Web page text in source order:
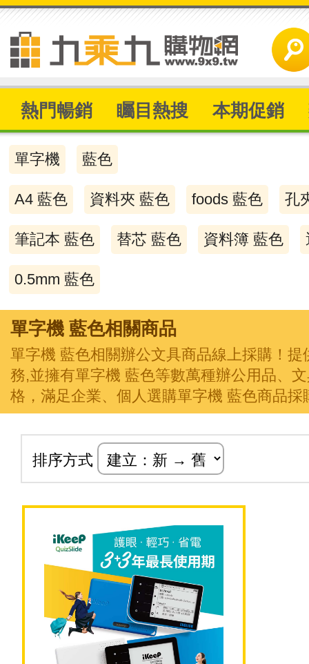
熱門暢銷 矚目熱搜 本期促銷
單字機 藍色
A4 藍色 資料夾 藍色 foods 藍色 孔
筆記本 藍色 替芯 藍色 資料簿 藍色
0.5mm 藍色
單字機 藍色相關商品
單字機 藍色相關辦公文具商品線上採購！
務,並擁有單字機 藍色等數萬種辦公用品、
格，滿足企業、個人選購單字機 藍色商品採
排序方式